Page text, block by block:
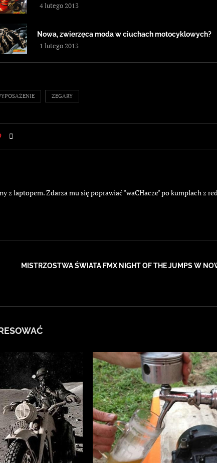
4 lutego 2013
Nowa, zwierzęca moda w ciuchach motocyklowych?
1 lutego 2013
ZEGARY
z laptopem. Zdarza mu się poprawiać "waCHacze" po kumplach z
MISTRZOSTWA ŚWIATA FMX NIGHT OF THE JUMPS W